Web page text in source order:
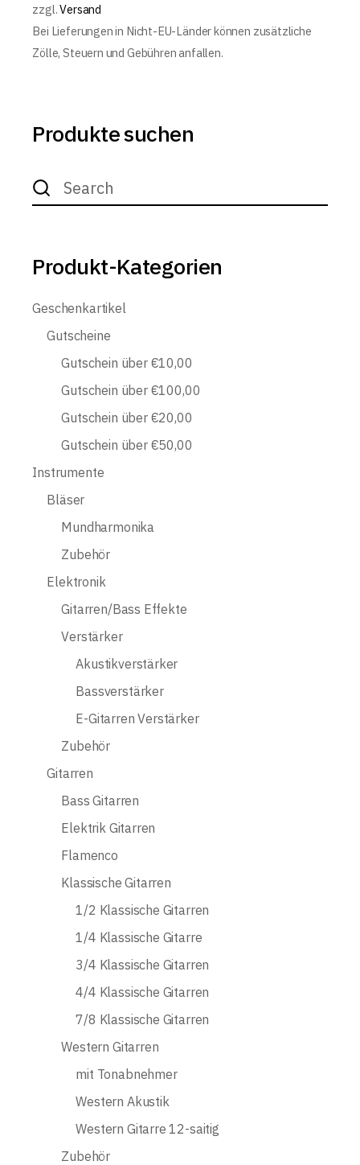
zzgl.Versand
Bei Lieferungen in Nicht-EU-Länder können zusätzliche
Zölle, Steuern und Gebühren anfallen.
Produkte suchen
Search
for:
Produkt-Kategorien
Geschenkartikel
Gutscheine
Gutschein über €10,00
Gutschein über €100,00
Gutschein über €20,00
Gutschein über €50,00
Instrumente
Bläser
Mundharmonika
Zubehör
Elektronik
Gitarren/Bass Effekte
Verstärker
Akustikverstärker
Bassverstärker
E-Gitarren Verstärker
Zubehör
Gitarren
Bass Gitarren
Elektrik Gitarren
Flamenco
Klassische Gitarren
1/2 Klassische Gitarren
1/4 Klassische Gitarre
3/4 Klassische Gitarren
4/4 Klassische Gitarren
7/8 Klassische Gitarren
Western Gitarren
mit Tonabnehmer
Western Akustik
Western Gitarre 12-saitig
Zubehör